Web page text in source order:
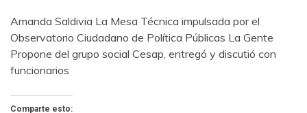
Amanda Saldivia La Mesa Técnica impulsada por el
Observatorio Ciudadano de Política Públicas La Gente
Propone del grupo social Cesap, entregó y discutió con
funcionarios
Comparte esto: